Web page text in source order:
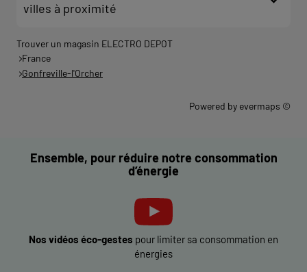
villes à proximité
Trouver un magasin ELECTRO DEPOT
France
Gonfreville-l'Orcher
Powered by evermaps ©
Ensemble, pour réduire notre consommation
d’énergie
Nos vidéos éco-gestes pour limiter sa consommation en
énergies